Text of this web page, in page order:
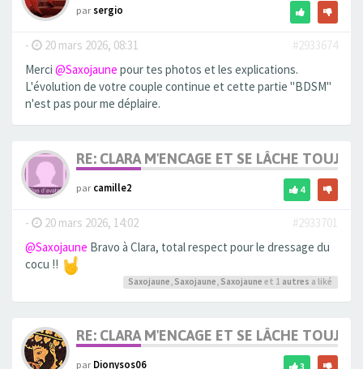
parsergio
- 20 mars 2026, 08:31
#2933674
Merci @Saxojaune pour tes photos et les explications.
L'évolution de votre couple continue et cette partie "BDSM"
n'est pas pour me déplaire.
RE: CLARA M'ENCAGE ET SE LÂCHE
parcamille2 4
- 20 mars 2026, 14:02
#2933701
@Saxojaune Bravo à Clara, total respect pour le dressage du
cocu !!
Saxojaune, Saxojaune, Saxojaune et 1 autres a liké
RE: CLARA M'ENCAGE ET SE LÂCHE
parDionysos06 3